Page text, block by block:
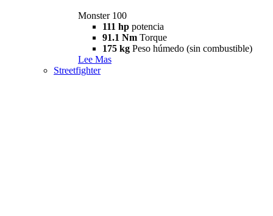
Monster 100
111 hp potencia
91.1 Nm Torque
175 kg Peso húmedo (sin combustible)
Lee Mas
Streetfighter